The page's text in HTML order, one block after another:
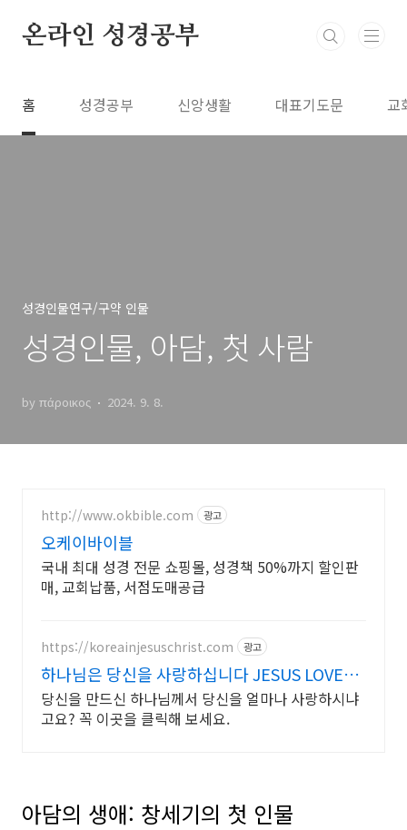
온라인 성경공부
홈 성경공부 신앙생활 대표기도문 교
성경인물연구/구약 인물
성경인물, 아담, 첫 사람
by πάροικος 2024. 9. 8.
http://www.okbible.com 광고
오케이바이블
국내 최대 성경 전문 쇼핑몰, 성경책 50%까지 할인판
매, 교회납품, 서점도매공급
https://koreainjesuschrist.com 광고
하나님은 당신을 사랑하십니다 JESUS LOVES
YOU
당신을 만드신 하나님께서 당신을 얼마나 사랑하시냐
고요? 꼭 이곳을 클릭해 보세요.
아담의 생애: 창세기의 첫 인물